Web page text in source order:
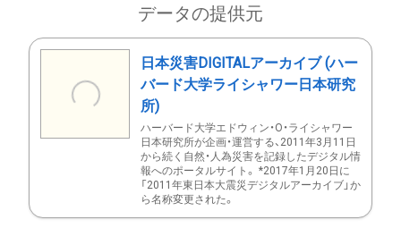
データの提供元
日本災害DIGITALアーカイブ (ハー
バード大学ライシャワー日本研究
所)
ハーバード大学エドウィン・O・ライシャワー
日本研究所が企画・運営する、2011年3月11日
から続く自然・人為災害を記録したデジタル情
報へのポータルサイト。 *2017年1月20日に
「2011年東日本大震災デジタルアーカイブ」か
ら名称変更された。